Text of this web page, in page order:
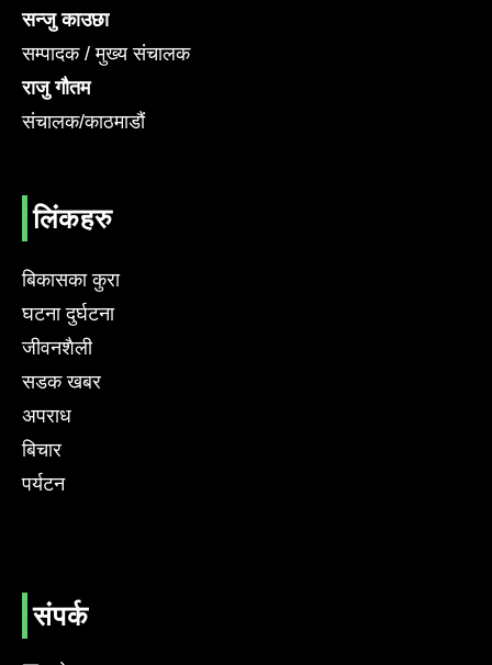
सन्जु काउछा
सम्पादक / मुख्य संचालक
राजु गौतम
संचालक/काठमाडौं
लिंकहरु
बिकासका कुरा
घटना दुर्घटना
जीवनशैली
सडक खबर
अपराध
बिचार
पर्यटन
संपर्क